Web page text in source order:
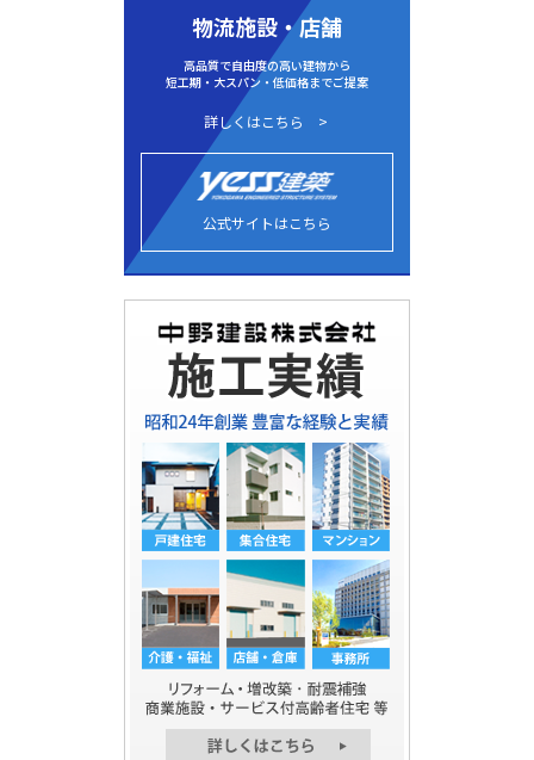
物流施設・店舗
高品質で自由度の高い建物から
短工期・大スパン・低価格までご提案
詳しくはこちら
公式サイトはこちら